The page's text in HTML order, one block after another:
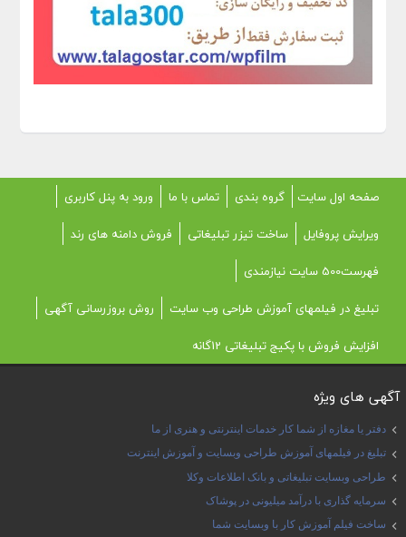
صفحه اول سایت گروه بندی تماس با ما
ورود به پنل کاربری
ویرایش پروفایل
ساخت تیزر تبلیغاتی
فروش دامنه های رند
فهرست500 سایت نیازمندی
تبلیغ در فیلمهای آموزش طراحی وب سایت
روش بروزرسانی آگهی
افزایش فروش با پکیج تبلیغاتی 12گانه
آگهی های ویژه
دفتر یا مغازه از شما کار خدمات اینترنتی و هنری از ما
تبلیغ در فیلمهای آموزش طراحی وبسایت و آموزش اینترنت
طراحی وبسایت تبلیغاتی و بانک اطلاعات وکلا
سرمایه گذاری با درآمد میلیونی در پوشاک
ساخت فیلم آموزش کار با وبسایت شما